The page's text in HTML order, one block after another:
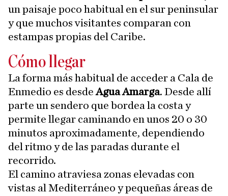
un paisaje poco habitual en el sur peninsular
y que muchos visitantes comparan con
estampas propias del Caribe.
Cómo llegar
La forma más habitual de acceder a Cala de
Enmedio es desdeAgua Amarga. Desde allí
parte un sendero que bordea la costa y
permite llegar caminando en unos 20 o 30
minutos aproximadamente, dependiendo
del ritmo y de las paradas durante el
recorrido.
El camino atraviesa zonas elevadas con
vistas al Mediterráneo y pequeñas áreas de